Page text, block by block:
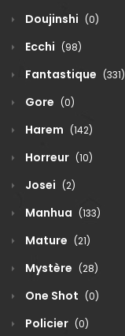
Doujinshi (0)
Ecchi (98)
Fantastique (331)
Gore (0)
Harem (142)
Horreur (10)
Josei (2)
Manhua (133)
Mature (21)
Mystère (28)
One Shot (0)
Policier (0)